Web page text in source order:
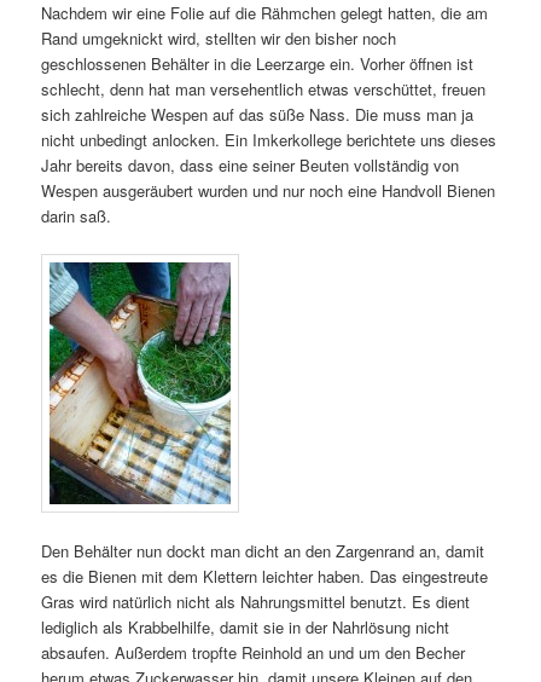
Nachdem wir eine Folie auf die Rähmchen gelegt hatten, die am
Rand umgeknickt wird, stellten wir den bisher noch
geschlossenen Behälter in die Leerzarge ein. Vorher öffnen ist
schlecht, denn hat man versehentlich etwas verschüttet, freuen
sich zahlreiche Wespen auf das süße Nass. Die muss man ja
nicht unbedingt anlocken. Ein Imkerkollege berichtete uns dieses
Jahr bereits davon, dass eine seiner Beuten vollständig von
Wespen ausgeräubert wurden und nur noch eine Handvoll Bienen
darin saß.
Den Behälter nun dockt man dicht an den Zargenrand an, damit
es die Bienen mit dem Klettern leichter haben. Das eingestreute
Gras wird natürlich nicht als Nahrungsmittel benutzt. Es dient
lediglich als Krabbelhilfe, damit sie in der Nahrlösung nicht
absaufen. Außerdem tropfte Reinhold an und um den Becher